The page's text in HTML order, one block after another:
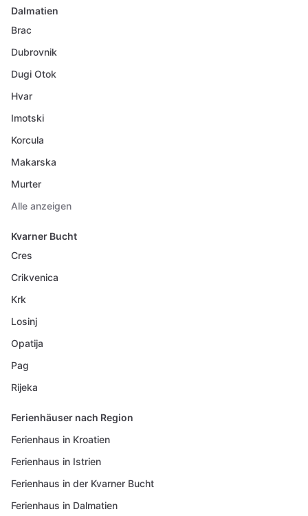
Dalmatien
Brac
Dubrovnik
Dugi Otok
Hvar
Imotski
Korcula
Makarska
Murter
Alle anzeigen
Kvarner Bucht
Cres
Crikvenica
Krk
Losinj
Opatija
Pag
Rijeka
Ferienhäuser nach Region
Ferienhaus in Kroatien
Ferienhaus in Istrien
Ferienhaus in der Kvarner Bucht
Ferienhaus in Dalmatien